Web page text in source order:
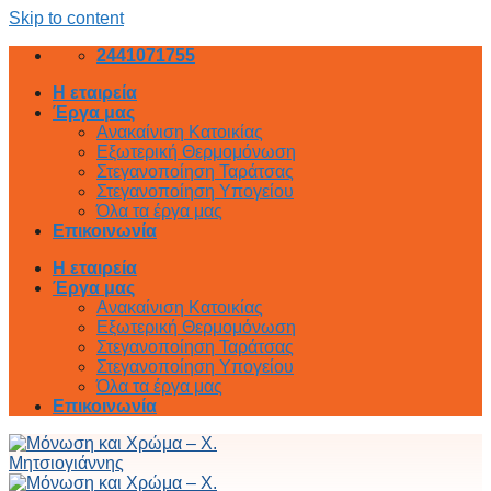
Skip to content
2441071755
Η εταιρεία
Έργα μας
Ανακαίνιση Κατοικίας
Εξωτερική Θερμομόνωση
Στεγανοποίηση Ταράτσας
Στεγανοποίηση Υπογείου
Όλα τα έργα μας
Επικοινωνία
Η εταιρεία
Έργα μας
Ανακαίνιση Κατοικίας
Εξωτερική Θερμομόνωση
Στεγανοποίηση Ταράτσας
Στεγανοποίηση Υπογείου
Όλα τα έργα μας
Επικοινωνία